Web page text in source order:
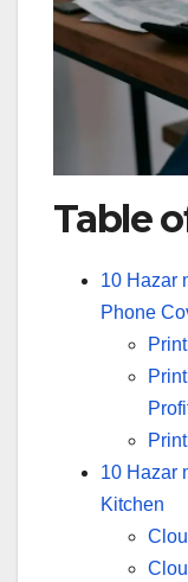
Table
10 Hazar
Phone
10 Hazar
Kitchen